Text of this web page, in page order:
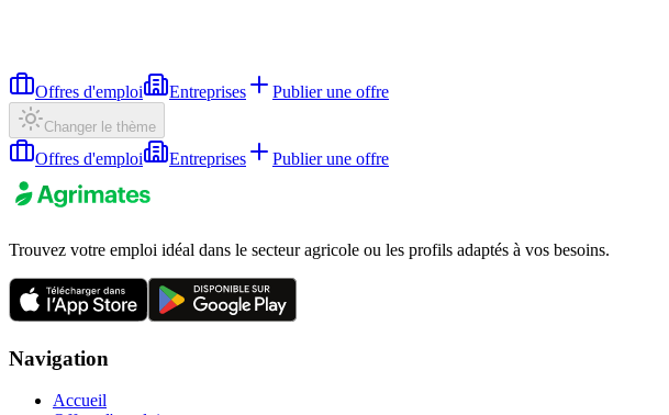
Offres d'emploi Entreprises Publier une offre
Changer le thème
Offres d'emploi Entreprises Publier une offre
Trouvez votre emploi idéal dans le secteur agricole ou les profils adaptés à vos besoins.
Navigation
Accueil